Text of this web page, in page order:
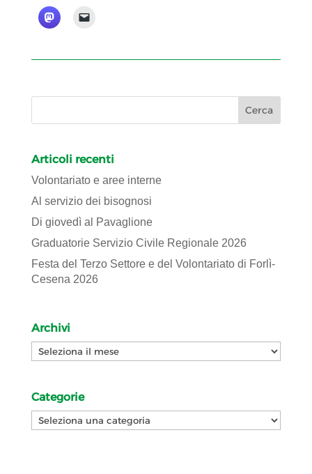
Articoli recenti
Volontariato e aree interne
Al servizio dei bisognosi
Di giovedì al Pavaglione
Graduatorie Servizio Civile Regionale 2026
Festa del Terzo Settore e del Volontariato di Forlì-
Cesena 2026
Archivi
Archivi
Categorie
Categorie